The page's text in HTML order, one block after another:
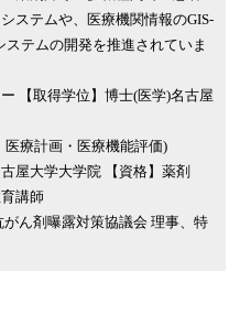
ステムや、医療機関情報のGIS-
テムの開発を推進されていま
【取得学位】博士(医学)名古屋
医療計画・医療機能評価)
屋大学大学院 【資格】薬剤
講師
がん剤曝露対策協議会 理事、特